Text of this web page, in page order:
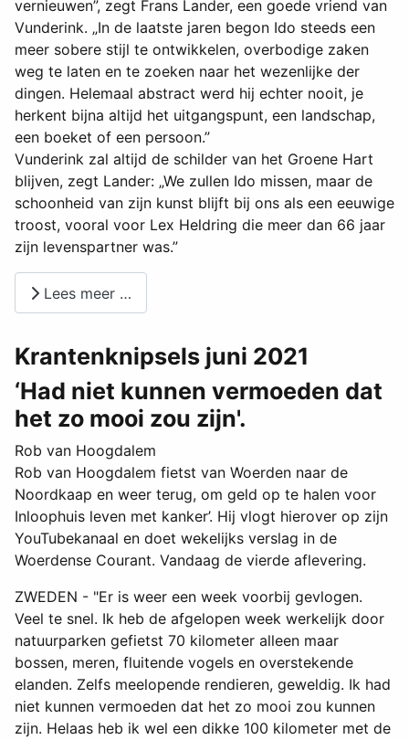
vernieuwen”, zegt Frans Lander, een goede vriend van
Vunderink. „In de laatste jaren begon Ido steeds een
meer sobere stijl te ontwikkelen, overbodige zaken
weg te laten en te zoeken naar het wezenlijke der
dingen. Helemaal abstract werd hij echter nooit, je
herkent bijna altijd het uitgangspunt, een landschap,
een boeket of een persoon.”
Vunderink zal altijd de schilder van het Groene Hart
blijven, zegt Lander: „We zullen Ido missen, maar de
schoonheid van zijn kunst blijft bij ons als een eeuwige
troost, vooral voor Lex Heldring die meer dan 66 jaar
zijn levenspartner was.”
Lees meer …
Krantenknipsels juni 2021
‘Had niet kunnen vermoeden dat
het zo mooi zou zijn'.
Rob van Hoogdalem
Rob van Hoogdalem fietst van Woerden naar de
Noordkaap en weer terug, om geld op te halen voor
Inloophuis leven met kanker’. Hij vlogt hierover op zijn
YouTubekanaal en doet wekelijks verslag in de
Woerdense Courant. Vandaag de vierde aflevering.
ZWEDEN - "Er is weer een week voorbij gevlogen.
Veel te snel. Ik heb de afgelopen week werkelijk door
natuurparken gefietst 70 kilometer alleen maar
bossen, meren, fluitende vogels en overstekende
elanden. Zelfs meelopende rendieren, geweldig. Ik had
niet kunnen vermoeden dat het zo mooi zou kunnen
zijn. Helaas heb ik wel een dikke 100 kilometer met de